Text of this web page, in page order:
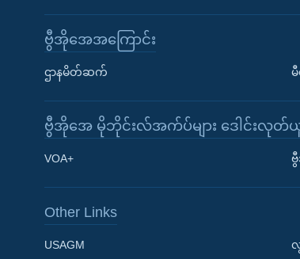
Learning English
ဗွီအိုအေအကြောင်း
ဌာနမိတ်ဆက် မီ
ဗွီအိုအေ မိုဘိုင်းလ်အက်ပ်များ ဒေါင်းလုတ်
VOA+
Other Links
USAGM